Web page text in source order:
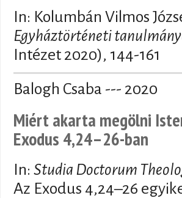
In: Kolumbán Vilmos
Egyháztörténeti
Intézet 2020), 144-161
Balogh Csaba --- 2020
Miért akarta megölni
Exodus 4,24–26-ban
In: Studia Doctorum
Az Exodus 4,24–26